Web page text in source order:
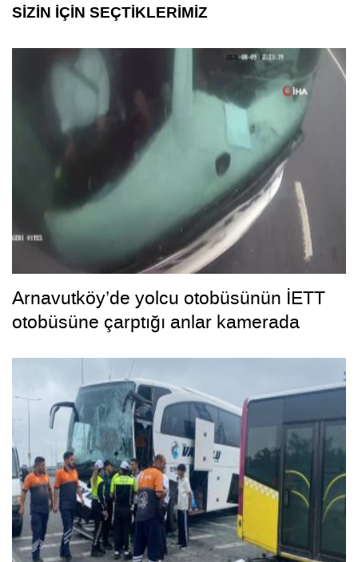
SİZİN İÇİN SEÇTİKLERİMİZ
Arnavutköy’de yolcu otobüsünün İETT
otobüsüne çarptığı anlar kamerada